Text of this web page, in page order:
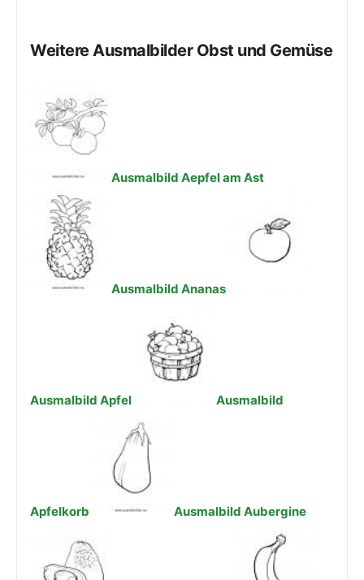
Weitere Ausmalbilder Obst und Gemüse
Ausmalbild Aepfel am Ast
Ausmalbild Ananas
Ausmalbild Apfel Ausmalbild
Apfelkorb Ausmalbild Aubergine